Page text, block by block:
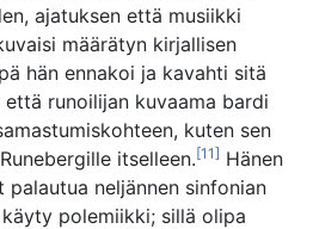
ajatuksen että musiikki
määrätyn kirjallisen
hän ennakoi ja kavahti sitä
runoilijan kuvaama bardi
kuten sen
itselleen. [11] Hänen
palautua neljännen sinfonian
polemiikki; sillä olipa